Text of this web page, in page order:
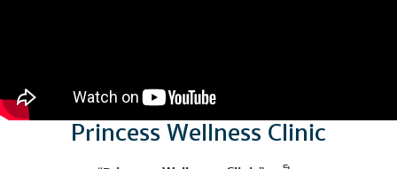
Princess Wellness Clinic